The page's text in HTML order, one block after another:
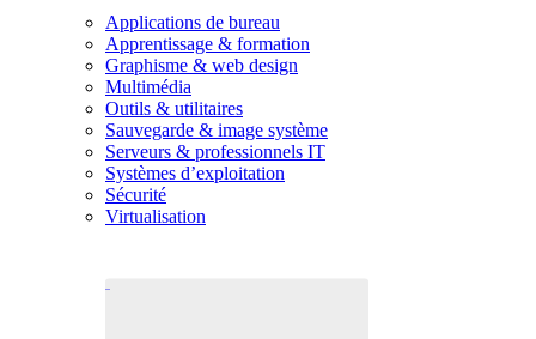
Applications de bureau
Apprentissage & formation
Graphisme & web design
Multimédia
Outils & utilitaires
Sauvegarde & image système
Serveurs & professionnels IT
Systèmes d’exploitation
Sécurité
Virtualisation